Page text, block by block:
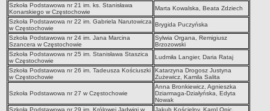
Szkoła Podstawowa nr 21 im. ks. Stanisława
Konarskiego w Częstochowie
Marta Kowalska, Beata Zdziech
Szkoła Podstawowa nr 22 im. Gabriela Narutowicza
w Częstochowie
Brygida Puczyńska
Szkoła Podstawowa nr 24 im. Jana Marcina
Szancera w Częstochowie
Sylwia Organa, Remigiusz
Brzozowski
Szkoła Podstawowa nr 25 im. Stanisława Staszica
w Częstochowie
Ludmiła Langier, Daria Rataj
Szkoła Podstawowa nr 26 im. Tadeusza Kościuszki
w Częstochowie
Katarzyna Drogosz Justyna
Zużewicz, Kamila Salita
Szkoła Podstawowa nr 27 w Częstochowie
Anna Bronkiewicz, Agnieszka
Dziarmaga-Działyńska, Edyta
Nowak
Szkoła Podstawowa nr 29 im. Królowej Jadwigi w
Jakub Kościelny, Karol Opic,